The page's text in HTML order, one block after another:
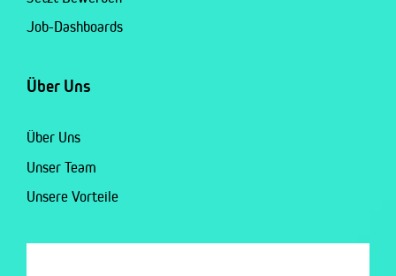
Job-Dashboards
Über Uns
Über Uns
Unser Team
Unsere Vorteile